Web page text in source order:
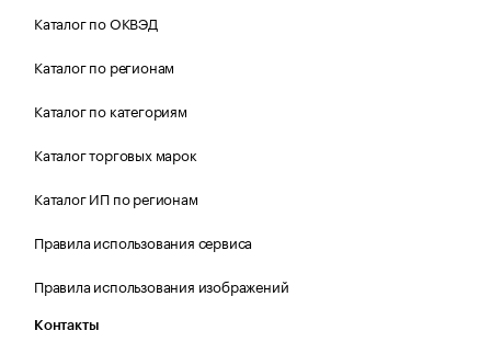
Каталог по ОКВЭД
Каталог по регионам
Каталог по категориям
Каталог торговых марок
Каталог ИП по регионам
Правила использования сервиса
Правила использования изображений
Контакты